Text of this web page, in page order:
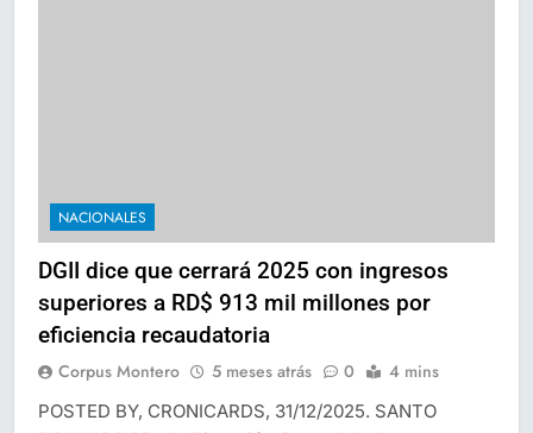
NACIONALES
DGII dice que cerrará 2025 con ingresos
superiores a RD$ 913 mil millones por
eficiencia recaudatoria
Corpus Montero 5 meses atrás 0 4 mins
POSTED BY, CRONICARDS, 31/12/2025. SANTO